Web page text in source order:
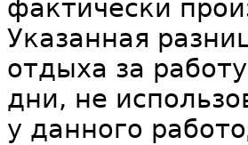
фактически
Указанная
отдыха за
дни, не
у данного